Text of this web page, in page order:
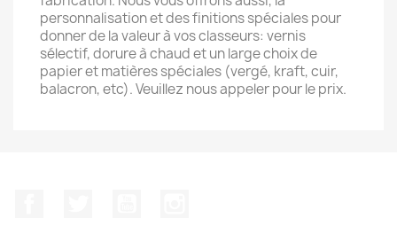
personnalisation et des finitions spéciales pour
donner de la valeur à vos classeurs: vernis
sélectif, dorure à chaud et un large choix de
papier et matières spéciales (vergé, kraft, cuir,
balacron, etc). Veuillez nous appeler pour le prix.